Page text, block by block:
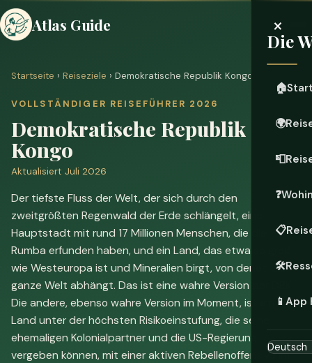
Atlas Guide ×
Die
🏠
🌍
📮
❓
📋
🛠️
📱 App
Startseite › Reiseziele › Demokratische Republik Kongo
VOLLSTÄNDIGER REISEFÜHRER 2026
Demokratische Republik
Kongo
Aktualisiert Juli 2026
Der tiefste Fluss der Welt, der sich durch den
zweitgrößten Regenwald der Erde schlängelt, eine
Hauptstadt mit rund 17 Millionen Menschen, die die
Rumba erfunden haben, und ein Land, das etwa so groß
wie Westeuropa ist und Mineralien birgt, von denen die
ganze Welt abhängt. Das ist eine wahre Version der DRK.
Die andere, ebenso wahre Version im Moment, ist ein
Land unter der höchsten Risikoeinstufung, die seine
ehemaligen Kolonialpartner und die US-Regierung
vergeben können, mit einer aktiven Rebellenoffensive im